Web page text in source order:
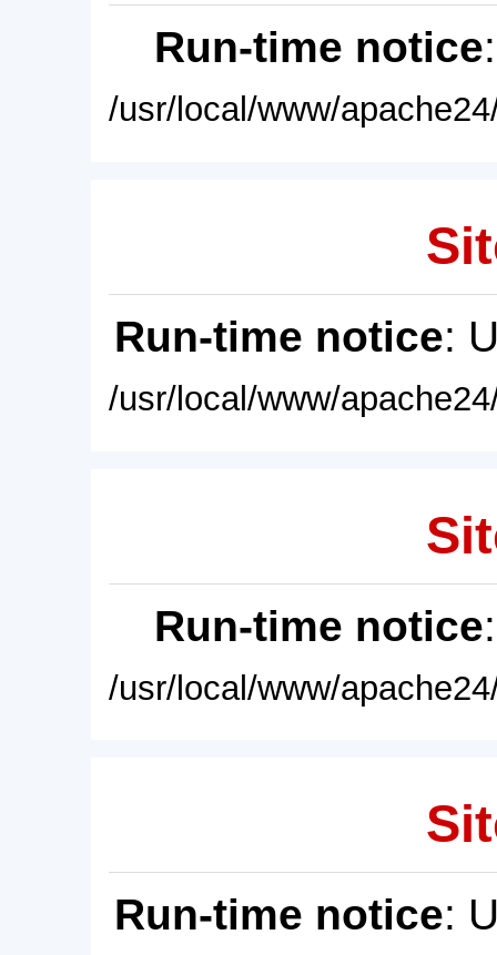
Run-time notice
/usr/local/www/
Run-time notice:
/usr/local/www/
Run-time notice
/usr/local/www/
Run-time notice: